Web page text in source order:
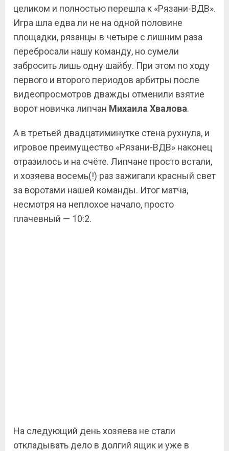
целиком и полностью перешла к «Рязани-ВДВ».
Игра шла едва ли не на одной половине
площадки, рязанцы в четыре с лишним раза
перебросали нашу команду, но сумели
забросить лишь одну шайбу. При этом по ходу
первого и второго периодов арбитры после
видеопросмотров дважды отменили взятие
ворот новичка липчан Михаила Хвалова.
А в третьей двадцатиминутке стена рухнула, и
игровое преимущество «Рязани-ВДВ» наконец
отразилось и на счёте. Липчане просто встали,
и хозяева восемь(!) раз зажигали красный свет
за воротами нашей команды. Итог матча,
несмотря на неплохое начало, просто
плачевный — 10:2.
На следующий день хозяева не стали
откладывать дело в долгий ящик и уже в